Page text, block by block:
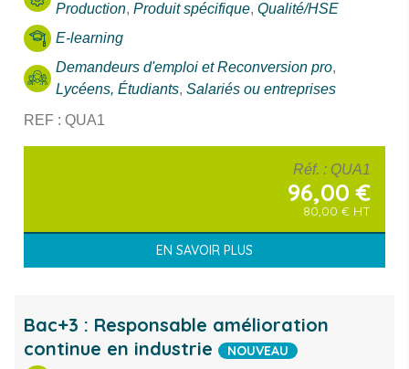
Production, Produit spécifique, Qualité/HSE
E-learning
Demandeurs d'emploi et Reconversion pro,
Lycéens, Étudiants, Salariés ou entreprises
REF : QUA1
Réf. : QUA1
96,00 €
80,00 € HT
EN SAVOIR PLUS
Bac+3 : Responsable amélioration
continue en industrie
NOUVEAU